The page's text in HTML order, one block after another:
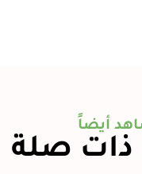
أيضاً
ذات صلة